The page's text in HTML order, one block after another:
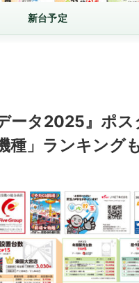
新台予定
ータ2025』ポス
種」ランキング